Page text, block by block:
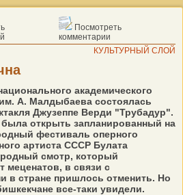
Посмотреть
комментарии
КУЛЬТУРНЫЙ СЛОЙ
академического
А. Малдыбаева состоялась
Джузеппе Верди "Трубадур".
открыть запланированный на
фестиваль оперного
артиста СССР Булата
смотр, который
меценатов, в связи с
в стране пришлось отменить. Но
все-таки увидели.